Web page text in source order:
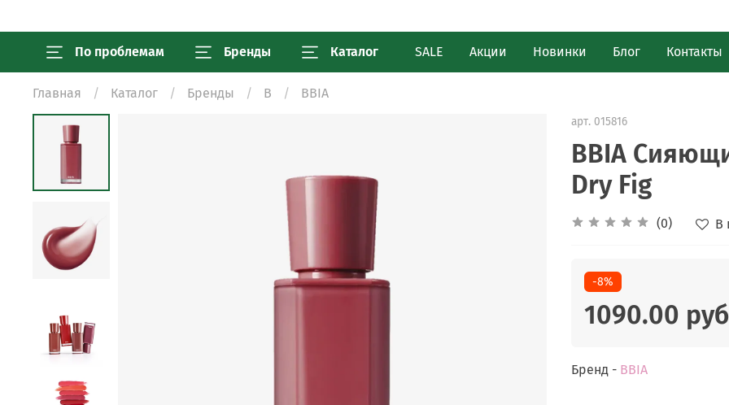
По проблемам Бренды Каталог SALE Акции Новинки Блог Контакты
Главная Каталог Бренды B BBIA
арт. 015816
BBIA
Dry Fig
(0) В
-8%
1090.00 руб
Бренд - BBIA